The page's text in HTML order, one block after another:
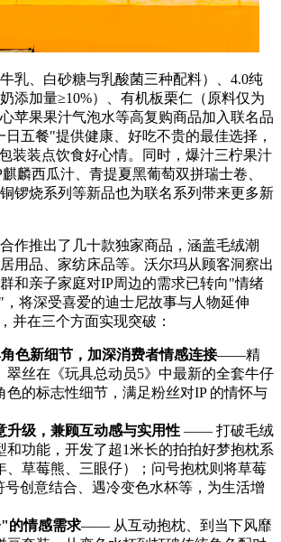
乳、白砂糖与乳酸菌三种配料）、4.0纯
添加量≥10%）、有机板栗仁（原料仅为
苹果果汁气泡水等高复购商品加入联名品
五餐"提供健康、好吃不贵的最佳选择，
装装点饮食好心情。同时，爆汁三柠果汁
麟西瓜汁、青提夏黑葡萄双拼瑞士卷、
锣烧系列等新品也为联名系列带来更多新
作推出了几十款独家商品，涵盖毛绒潮
用品、家纺床品等。沃尔玛从顾客洞察出
和亲子家庭对IP周边的需求已转向"情绪
将深受喜爱的迪士尼故事与人物延伸
并在三个方面实现突破：
色新细节，加深消费者情感连接——精
翠丝在《玩具总动员5》中最新的全套牛仔
色的标志性细节，满足粉丝对IP 的情怀与
升级，兼顾互动感与实用性 —— 打破毛绒
和功能，开发了超1米长的拍拍好梦抱枕系
、草莓熊、三眼仔）；问号抱枕则将草莓
号创意结合、遇冷变色水杯等，为生活增
的情感需求—— 从互动抱枕、到当下风靡